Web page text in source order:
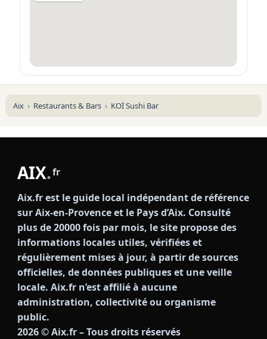
Aix Restaurants & Bars KOÏ Sushi Bar
AIX.fr
Aix.fr est le guide local indépendant de référence
sur Aix-en-Provence et le Pays d’Aix. Consulté
plus de 20000 fois par mois, le site propose des
informations locales utiles, vérifiées et
régulièrement mises à jour, à partir de sources
officielles, de données publiques et une veille
locale. Aix.fr n’est affilié à aucune
administration, collectivité ou organisme
public.
2026© Aix.fr – Tous droits réservés